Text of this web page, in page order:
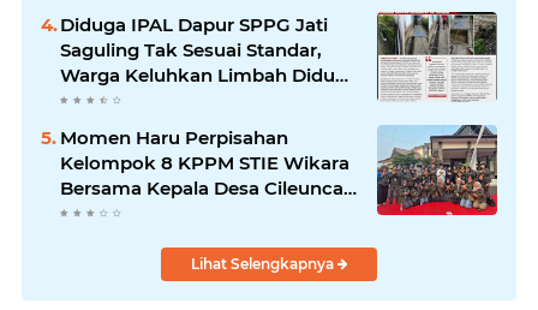
Merdi Hajiji Sebagai ketua DPD
Lpm Kota Bandung Periode
2021-2026
Diduga IPAL Dapur SPPG Jati
Saguling Tak Sesuai Standar,
Warga Keluhkan Limbah Diduga
Mengalir ke Sungai
Momen Haru Perpisahan
Kelompok 8 KPPM STIE Wikara
Bersama Kepala Desa Cileunca
di Kecamatan Bojong
Lihat Selengkapnya